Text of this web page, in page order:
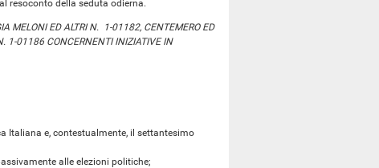
resoconto della seduta odierna.
MELONI ED ALTRI N. 1-01182, CENTEMERO ED
1-01186 CONCERNENTI INIZIATIVE IN
e, contestualmente, il settantesimo
alle elezioni politiche;